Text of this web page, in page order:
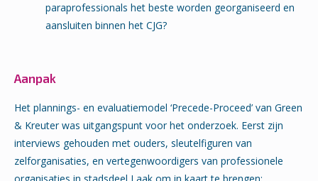
paraprofessionals het beste worden georganiseerd en
aansluiten binnen het CJG?
Aanpak
Het plannings- en evaluatiemodel ‘Precede-Proceed’ van Green
& Kreuter was uitgangspunt voor het onderzoek. Eerst zijn
interviews gehouden met ouders, sleutelfiguren van
zelforganisaties, en vertegenwoordigers van professionele